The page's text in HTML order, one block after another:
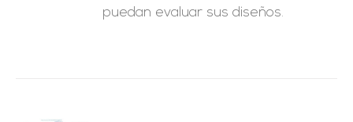
puedan evaluar sus diseños.